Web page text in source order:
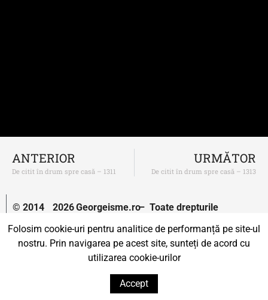
ANTERIOR
De citit în drum spre casă – 1311
URMĂTOR
De citit în drum spre casă – 1313
© 2014
2026Georgeisme.ro– Toate drepturile
Un proiect susținut deUprise.
Folosim cookie-uri pentru analitice de performanță pe site-ul
nostru. Prin navigarea pe acest site, sunteți de acord cu
utilizarea cookie-urilor
Accept